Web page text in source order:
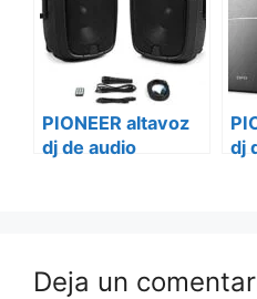
PIONEER altavoz
dj de audio
dj
Deja un